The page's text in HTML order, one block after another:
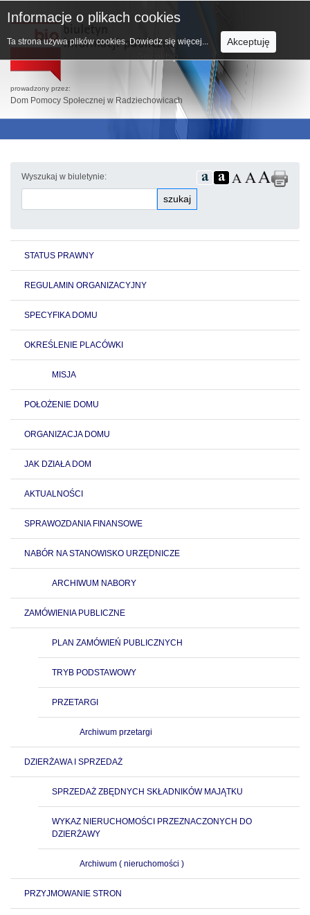
prowadzony przez:
Dom Pomocy Społecznej w Radziechowicach
Wyszukaj w biuletynie:
szukaj
STATUS PRAWNY
REGULAMIN ORGANIZACYJNY
SPECYFIKA DOMU
OKREŚLENIE PLACÓWKI
MISJA
POŁOŻENIE DOMU
ORGANIZACJA DOMU
JAK DZIAŁA DOM
AKTUALNOŚCI
SPRAWOZDANIA FINANSOWE
NABÓR NA STANOWISKO URZĘDNICZE
ARCHIWUM NABORY
ZAMÓWIENIA PUBLICZNE
PLAN ZAMÓWIEŃ PUBLICZNYCH
TRYB PODSTAWOWY
PRZETARGI
Archiwum przetargi
DZIERŻAWA I SPRZEDAŻ
SPRZEDAŻ ZBĘDNYCH SKŁADNIKÓW MAJĄTKU
WYKAZ NIERUCHOMOŚCI PRZEZNACZONYCH DO
DZIERŻAWY
Archiwum ( nieruchomości )
PRZYJMOWANIE STRON
Informacje o plikach cookies
Ta strona używa plików cookies. Dowiedz się więcej... Akceptuję